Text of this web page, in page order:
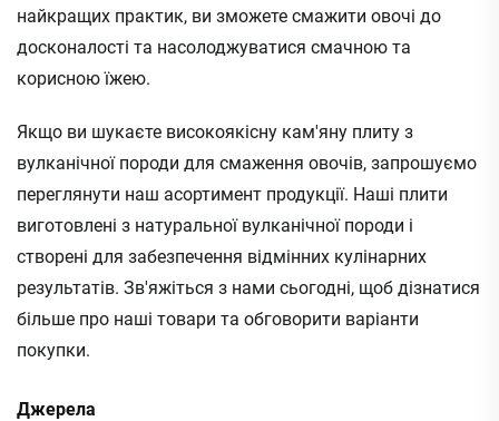
найкращих практик, ви зможете смажити овочі до
досконалості та насолоджуватися смачною та
корисною їжею.
Якщо ви шукаєте високоякісну кам'яну плиту з
вулканічної породи для смаження овочів, запрошуємо
переглянути наш асортимент продукції. Наші плити
виготовлені з натуральної вулканічної породи і
створені для забезпечення відмінних кулінарних
результатів. Зв'яжіться з нами сьогодні, щоб дізнатися
більше про наші товари та обговорити варіанти
покупки.
Джерела